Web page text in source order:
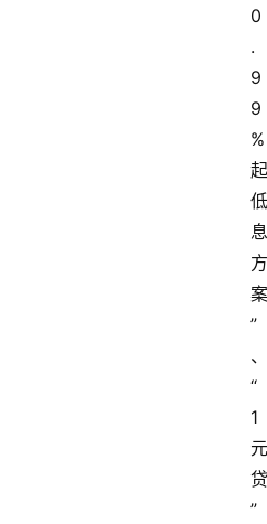
0
.
9
9
%
起
低
息
方
案
”
、
“
1
元
贷
”